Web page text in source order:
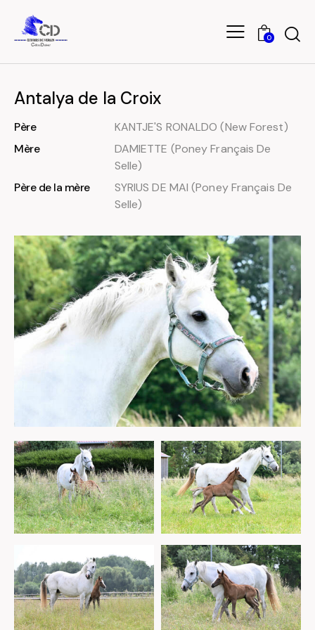
0
Antalya de la Croix
Père
KANTJE'S RONALDO (New Forest)
Mère
DAMIETTE (Poney Français De
Selle)
Père de la mère
SYRIUS DE MAI (Poney Français De
Selle)